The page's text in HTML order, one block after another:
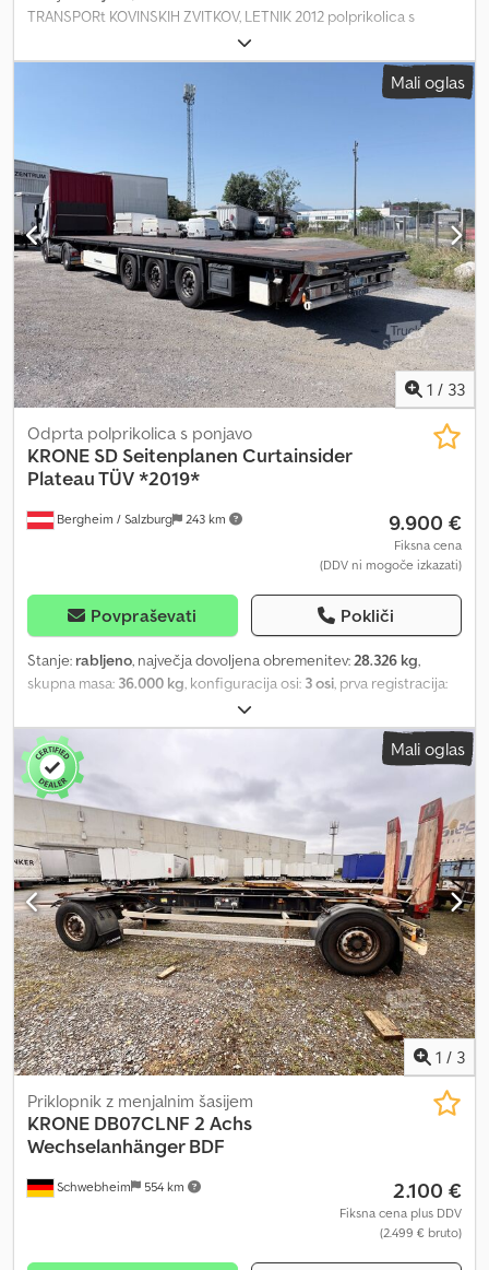
TRANSPORt KOVINSKIH ZVITKOV, LETNIK 2012 polprikolica s
platformami Dodpfezr E Nrsx Acgeck Krone 2012 3 fiksne osi
Pnevmatike 385/65-22,5 Platforme za transporte kovinskih zvitkov
Odprta in zaprta nadgradnja Registrska tablica: XA182MC lokacija:
VERONA 7.500 EUR + DDV
Mali oglas
1 / 33
Bergheim / Salzburg 243 km
Odprta polprikolica s ponjavo
KRONE SD Seitenplanen Curtainsider
Plateau TÜV *2019*
9.900 €
Fiksna cena
(DDV ni mogoče izkazati)
Povpraševati Pokliči
Stanje: rabljeno, največja dovoljena obremenitev:28.326 kg,
skupna masa: 36.000 kg, konfiguracija osi: 3 osi, prva registracija:
, Oprema:
WKESD00000908293 Krone SD prikolica s stranskimi zavesami /
ravna prikolica Naprodaj je prikolica Krone SD s stranskimi
zavesami (prikolica s stranskimi zavesami) v odličnem stanju.
Prikolica je idealna za nacionalni in mednarodni transport, saj
odlikuje robustna konstrukcija in velika nosilnost. Podatki o vozilu:
* Proizvajalec: Krone * Model: SD * Nadgradnja: Stranske zavese /
ravna * Skupna teža: 36.000 kg * Lastna teža: 7.674 kg * Nosilnost:
28.326 kg * Novi tehnični pregled veljaven do 08-2027 Dedpfx
Ajzq N Euecgeck * V odličnem stanju Neto cena
Mali oglas
1 / 3
Schwebheim 554 km
Priklopnik z menjalnim šasijem
KRONE DB07CLNF 2 Achs
Wechselanhänger BDF
2.100 €
Fiksna cena plus DDV
(2.499 € bruto)